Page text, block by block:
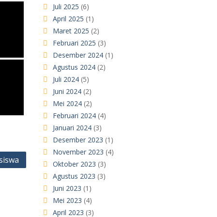
Juli 2025 (6)
April 2025 (1)
Maret 2025 (2)
Februari 2025 (3)
Desember 2024(1)
Agustus 2024(2)
Juli 2024(5)
Juni 2024(2)
Mei 2024(2)
Februari 2024(4)
Januari 2024(3)
Desember 2023 (1)
November 2023 (4)
Oktober 2023 (3)
Agustus 2023 (3)
Juni 2023 (1)
Mei 2023 (4)
April 2023 (3)